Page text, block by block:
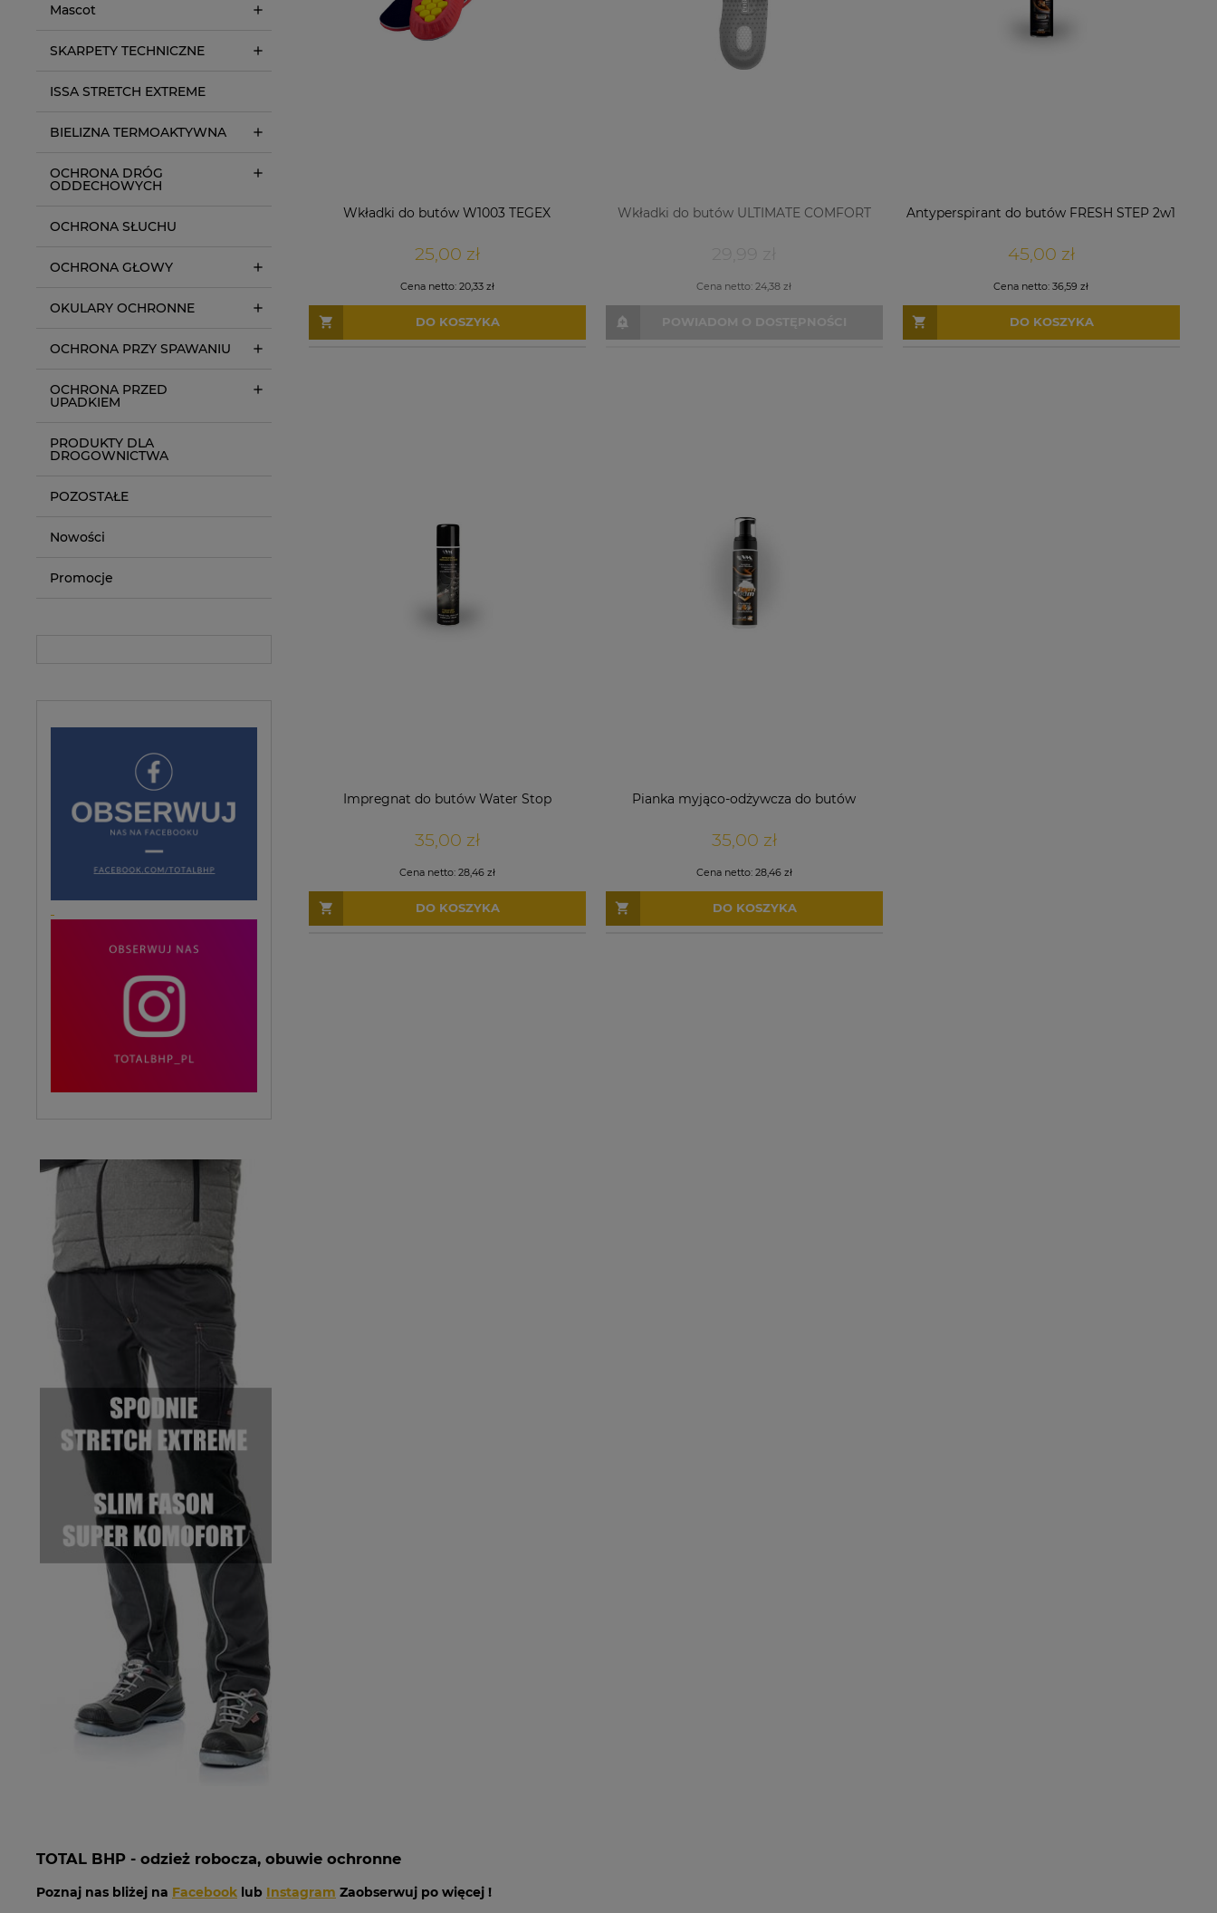
Mascot
SKARPETY TECHNICZNE
ISSA STRETCH EXTREME
BIELIZNA TERMOAKTYWNA
OCHRONA DRÓG
ODDECHOWYCH
OCHRONA SŁUCHU
OCHRONA GŁOWY
OKULARY OCHRONNE
OCHRONA PRZY SPAWANIU
OCHRONA PRZED
UPADKIEM
PRODUKTY DLA
DROGOWNICTWA
POZOSTAŁE
Nowości
Promocje
Wkładki do butów W1003 TEGEX
25,00 zł
Cena netto: 20,33 zł
DO KOSZYKA
Wkładki do butów ULTIMATE COMFORT
Cena netto:24,38 zł
Antyperspirant do butów FRESH STEP 2w1
45,00 zł
Cena netto:36,59 zł
DO KOSZYKA
Impregnat do butów Water Stop
35,00 zł
Cena netto: 28,46 zł
DO KOSZYKA
Pianka myjąco-odżywcza do butów
35,00 zł
Cena netto: 28,46 zł
DO KOSZYKA
TOTAL BHP - odzież robocza, obuwie ochronne
Poznaj nas bliżej na Facebook lub Instagram Zaobserwuj po więcej !